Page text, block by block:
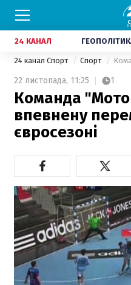
24 КАНАЛ
24 канал Спорт Спорт
22 листопада, 11:25 1
Команда
впевнену
євросезоні